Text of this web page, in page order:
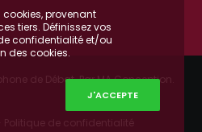
de Débat. ParMA Conception
Politique de confidentialité
cookies, provenant
tiers. Définissez vos
confidentialité et/ou
des cookies.
J'ACCEPTE